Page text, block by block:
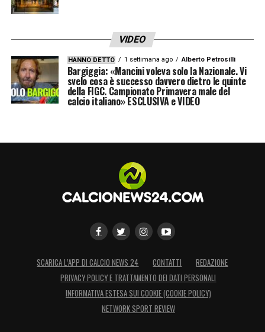
VIDEO
HANNO DETTO 1 settimana ago Alberto Petrosilli
Bargiggia: «Mancini voleva solo la Nazionale. Vi
svelo cosa è successo davvero dietro le quinte
della FIGC. Campionato Primavera male del
calcio italiano» ESCLUSIVA e VIDEO
SCARICA L’APP DI CALCIO NEWS 24 CONTATTI
REDAZIONE
PRIVACY POLICY E TRATTAMENTO DEI DATI PERSONALI
INFORMATIVA ESTESA SUI COOKIE (COOKIE POLICY)
NETWORK SPORT REVIEW